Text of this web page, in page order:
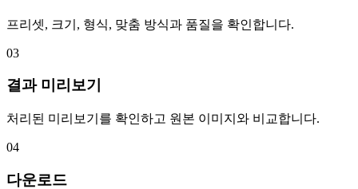
프리셋, 크기, 형식, 맞춤 방식과 품질을 확인합니다.
03
결과 미리보기
처리된 미리보기를 확인하고 원본 이미지와 비교합니다.
04
다운로드